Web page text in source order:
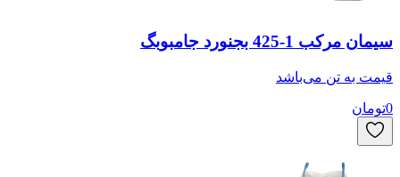
سیمان مرکب 1-425 بجنورد جامبوبگ
قیمت بهتنمی‌باشد
تومان